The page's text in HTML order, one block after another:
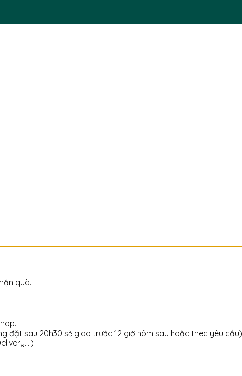
quà.
đặt sau 20h30 sẽ giao trước 12 giờ hôm sau hoặc theo yêu cầu)